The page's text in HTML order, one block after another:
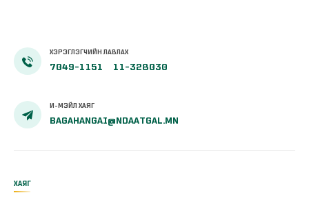
ХЭРЭГЛЭГЧИЙН ЛАВЛАХ
7049-1151 11-328030
И-МЭЙЛ ХАЯГ
BAGAHANGAI@NDAATGAL.MN
ХАЯГ